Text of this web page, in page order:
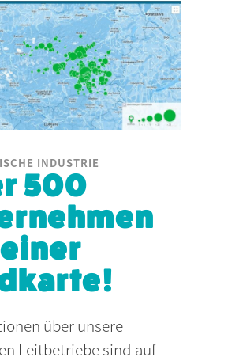
INDUSTRIE
500
über unsere
Leitbetriebe sind auf